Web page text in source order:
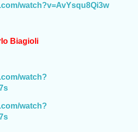
watch?v=AvYsqu8Qi3w
Biagioli
watch?
watch?